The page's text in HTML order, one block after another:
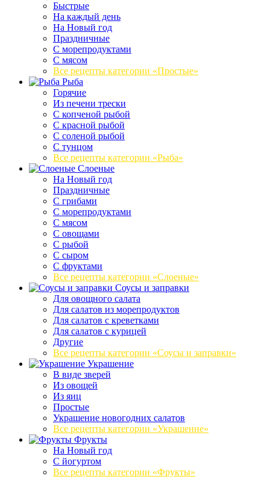
Быстрые
На каждый день
На Новый год
Праздничные
С морепродуктами
С мясом
Все рецепты категории «Простые»
Рыба
Горячие
Из печени трески
С копченой рыбой
С красной рыбой
С соленой рыбой
С тунцом
Все рецепты категории «Рыба»
Слоеные
На Новый год
Праздничные
С грибами
С морепродуктами
С мясом
С овощами
С рыбой
С сыром
С фруктами
Все рецепты категории «Слоеные»
Соусы и заправки
Для овощного салата
Для салатов из морепродуктов
Для салатов с креветками
Для салатов с курицей
Другие
Все рецепты категории «Соусы и заправки»
Украшение
В виде зверей
Из овощей
Из яиц
Простые
Украшение новогодних салатов
Все рецепты категории «Украшение»
Фрукты
На Новый год
С йогуртом
Все рецепты категории «Фрукты»